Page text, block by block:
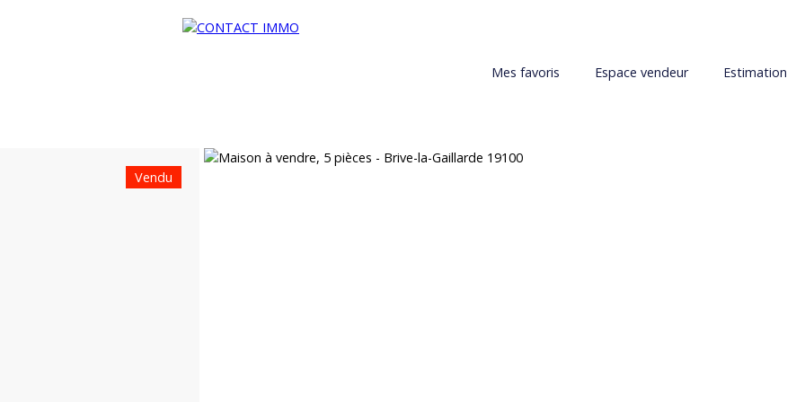
Mes favoris Espace vendeur Estimation
Vendu